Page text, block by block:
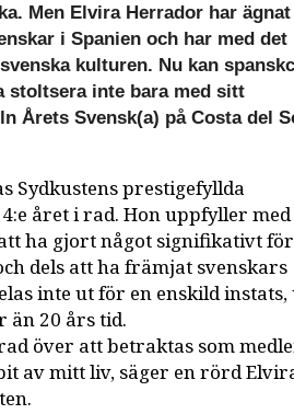
Men Elvira Herrador har
i Spanien och har med det
kulturen. Nu kan
stoltsera inte bara med sitt
Årets Svensk(a) på Costa del
Sydkustens prestigefyllda
året i rad. Hon uppfyller
ha gjort något signifikativt för
dels att ha främjat svenskars
inte ut för en enskild
än 20 års tid.
över att betraktas som
av mitt liv, säger en rörd